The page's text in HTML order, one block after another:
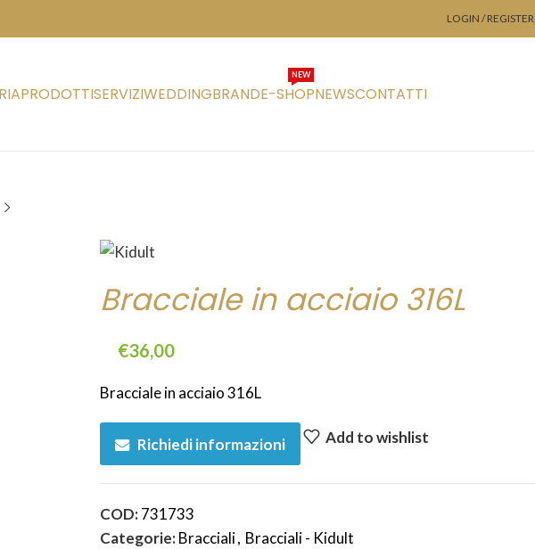
LOGIN / REGISTER
PRODOTTISERVIZIWEDDINGBRANDE-SHOP
NEW
NEWSCONTATTI
Bracciale in acciaio 316L
€36,00
Bracciale in acciaio 316L
Richiedi informazioni Add to wishlist
COD:731733
Categorie:Bracciali, Bracciali - Kidult